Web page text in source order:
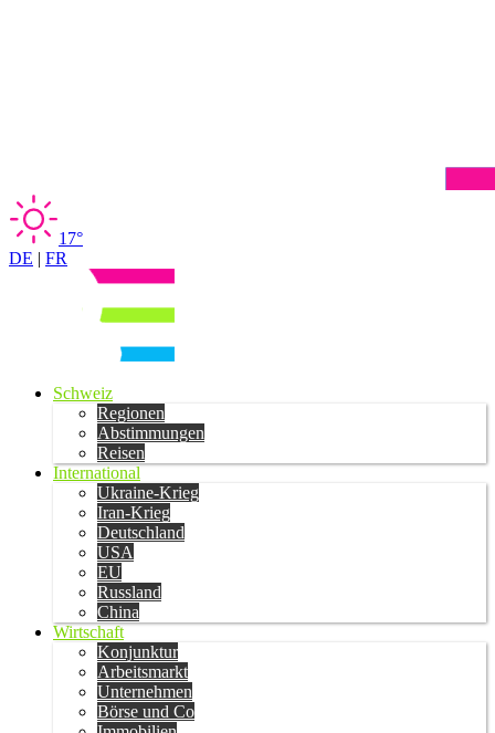
17°
DE | FR
Schweiz
Regionen
Abstimmungen
Reisen
International
Ukraine-Krieg
Iran-Krieg
Deutschland
USA
EU
Russland
China
Wirtschaft
Konjunktur
Arbeitsmarkt
Unternehmen
Börse und Co